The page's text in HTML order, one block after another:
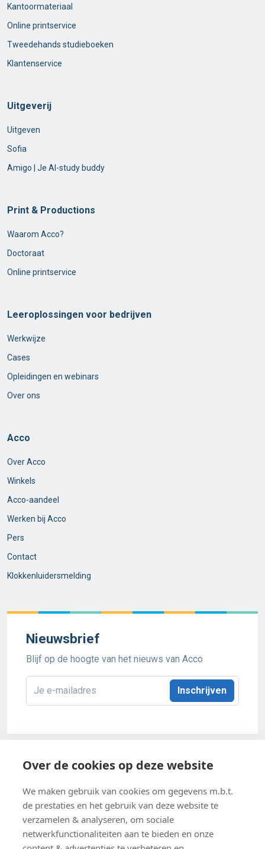
Kantoormateriaal
Online printservice
Tweedehands studieboeken
Klantenservice
Uitgeverij
Uitgeven
Sofia
Amigo | Je AI-study buddy
Print & Productions
Waarom Acco?
Doctoraat
Online printservice
Leeroplossingen voor bedrijven
Werkwijze
Cases
Opleidingen en webinars
Over ons
Acco
Over Acco
Winkels
Acco-aandeel
Werken bij Acco
Pers
Contact
Klokkenluidersmelding
Nieuwsbrief
Blijf op de hoogte van het nieuws van Acco
Privacybeleid
Cookie-instellingen
Over de cookies op deze website
We maken gebruik van cookies om gegevens m.b.t.
de prestaties en het gebruik van deze website te
verzamelen & analyseren, om sociale
netwerkfunctionaliteiten aan te bieden en onze